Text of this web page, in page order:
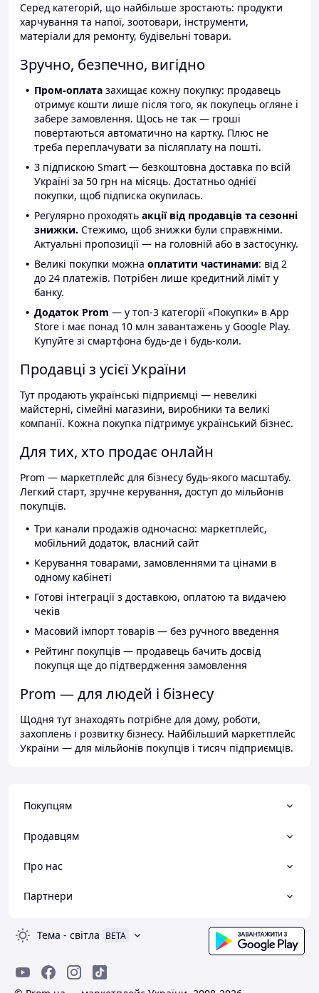
Серед категорій, що найбільше зростають: продукти
харчування та напої, зоотовари, інструменти,
матеріали для ремонту, будівельні товари.
Зручно, безпечно, вигідно
Пром-оплата захищає кожну покупку: продавець
отримує кошти лише після того, як покупець огляне і
забере замовлення. Щось не так — гроші
повертаються автоматично на картку. Плюс не
треба переплачувати за післяплату на пошті.
З підпискою Smart — безкоштовна доставка по всій
Україні за 50 грн на місяць. Достатньо однієї
покупки, щоб підписка окупилась.
Регулярно проходять акції від продавців та сезонні
знижки. Стежимо, щоб знижки були справжніми.
Актуальні пропозиції — на головній або в застосунку.
Великі покупки можна оплатити частинами: від 2
до 24 платежів. Потрібен лише кредитний ліміт у
банку.
Додаток Prom — у топ-3 категорії «Покупки» в App
Store і має понад 10 млн завантажень у Google Play.
Купуйте зі смартфона будь-де і будь-коли.
Продавці з усієї України
Тут продають українські підприємці — невеликі
майстерні, сімейні магазини, виробники та великі
компанії. Кожна покупка підтримує український бізнес.
Для тих, хто продає онлайн
Prom — маркетплейс для бізнесу будь-якого масштабу.
Легкий старт, зручне керування, доступ до мільйонів
покупців.
Три канали продажів одночасно: маркетплейс,
мобільний додаток, власний сайт
Керування товарами, замовленнями та цінами в
одному кабінеті
Готові інтеграції з доставкою, оплатою та видачею
чеків
Масовий імпорт товарів — без ручного введення
Рейтинг покупців — продавець бачить досвід
покупця ще до підтвердження замовлення
Prom — для людей і бізнесу
Щодня тут знаходять потрібне для дому, роботи,
захоплень і розвитку бізнесу. Найбільший маркетплейс
України — для мільйонів покупців і тисяч підприємців.
Покупцям
Продавцям
Про нас
Партнери
Тема - світла BETA